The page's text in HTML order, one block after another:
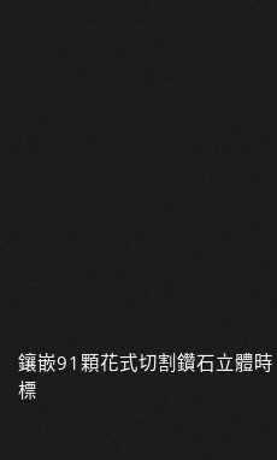
鑲嵌91顆花式切割鑽石立體時
標